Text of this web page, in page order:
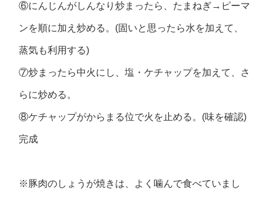
⑥にんじんがしんなり炒まったら、たまねぎ→ピーマ
ンを順に加え炒める。(固いと思ったら水を加えて、
蒸気も利用する)
⑦炒まったら中火にし、塩・ケチャップを加えて、さ
らに炒める。
⑧ケチャップがからまる位で火を止める。(味を確認)
完成
※豚肉のしょうが焼きは、よく噛んで食べていまし